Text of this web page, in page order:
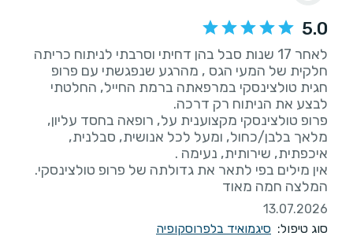
5.0
לאחר 17 שנות סבל בהן דחיתי וסרבתי לניתוח כריתה
חלקית של המעי הגס , מהרגע שנפגשתי עם פרופ
חגית טולצינסקי במרפאתה ברמת החייל, החלטתי
פרופ טולצינסקי מקצוענית על, רופאה בחסד עליון,
מלאך בלבן/כחול, ומעל לכל אנושית, סבלנית,
המלצה חמה מאוד
13.07.2026
סוג טיפול: סיגמואיד בלפרוסקופיה